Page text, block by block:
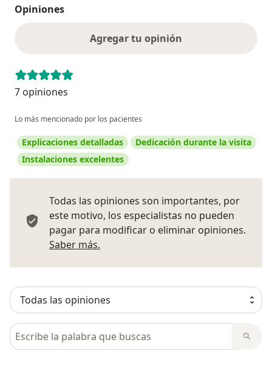
Opiniones
Agregar tu opinión
7 opiniones
Lo más mencionado por los pacientes
Explicaciones detalladas
Dedicación durante la visita
Instalaciones excelentes
Todas las opiniones son importantes, por
este motivo, los especialistas no pueden
pagar para modificar o eliminar opiniones.
Saber más.
Busca en opiniones